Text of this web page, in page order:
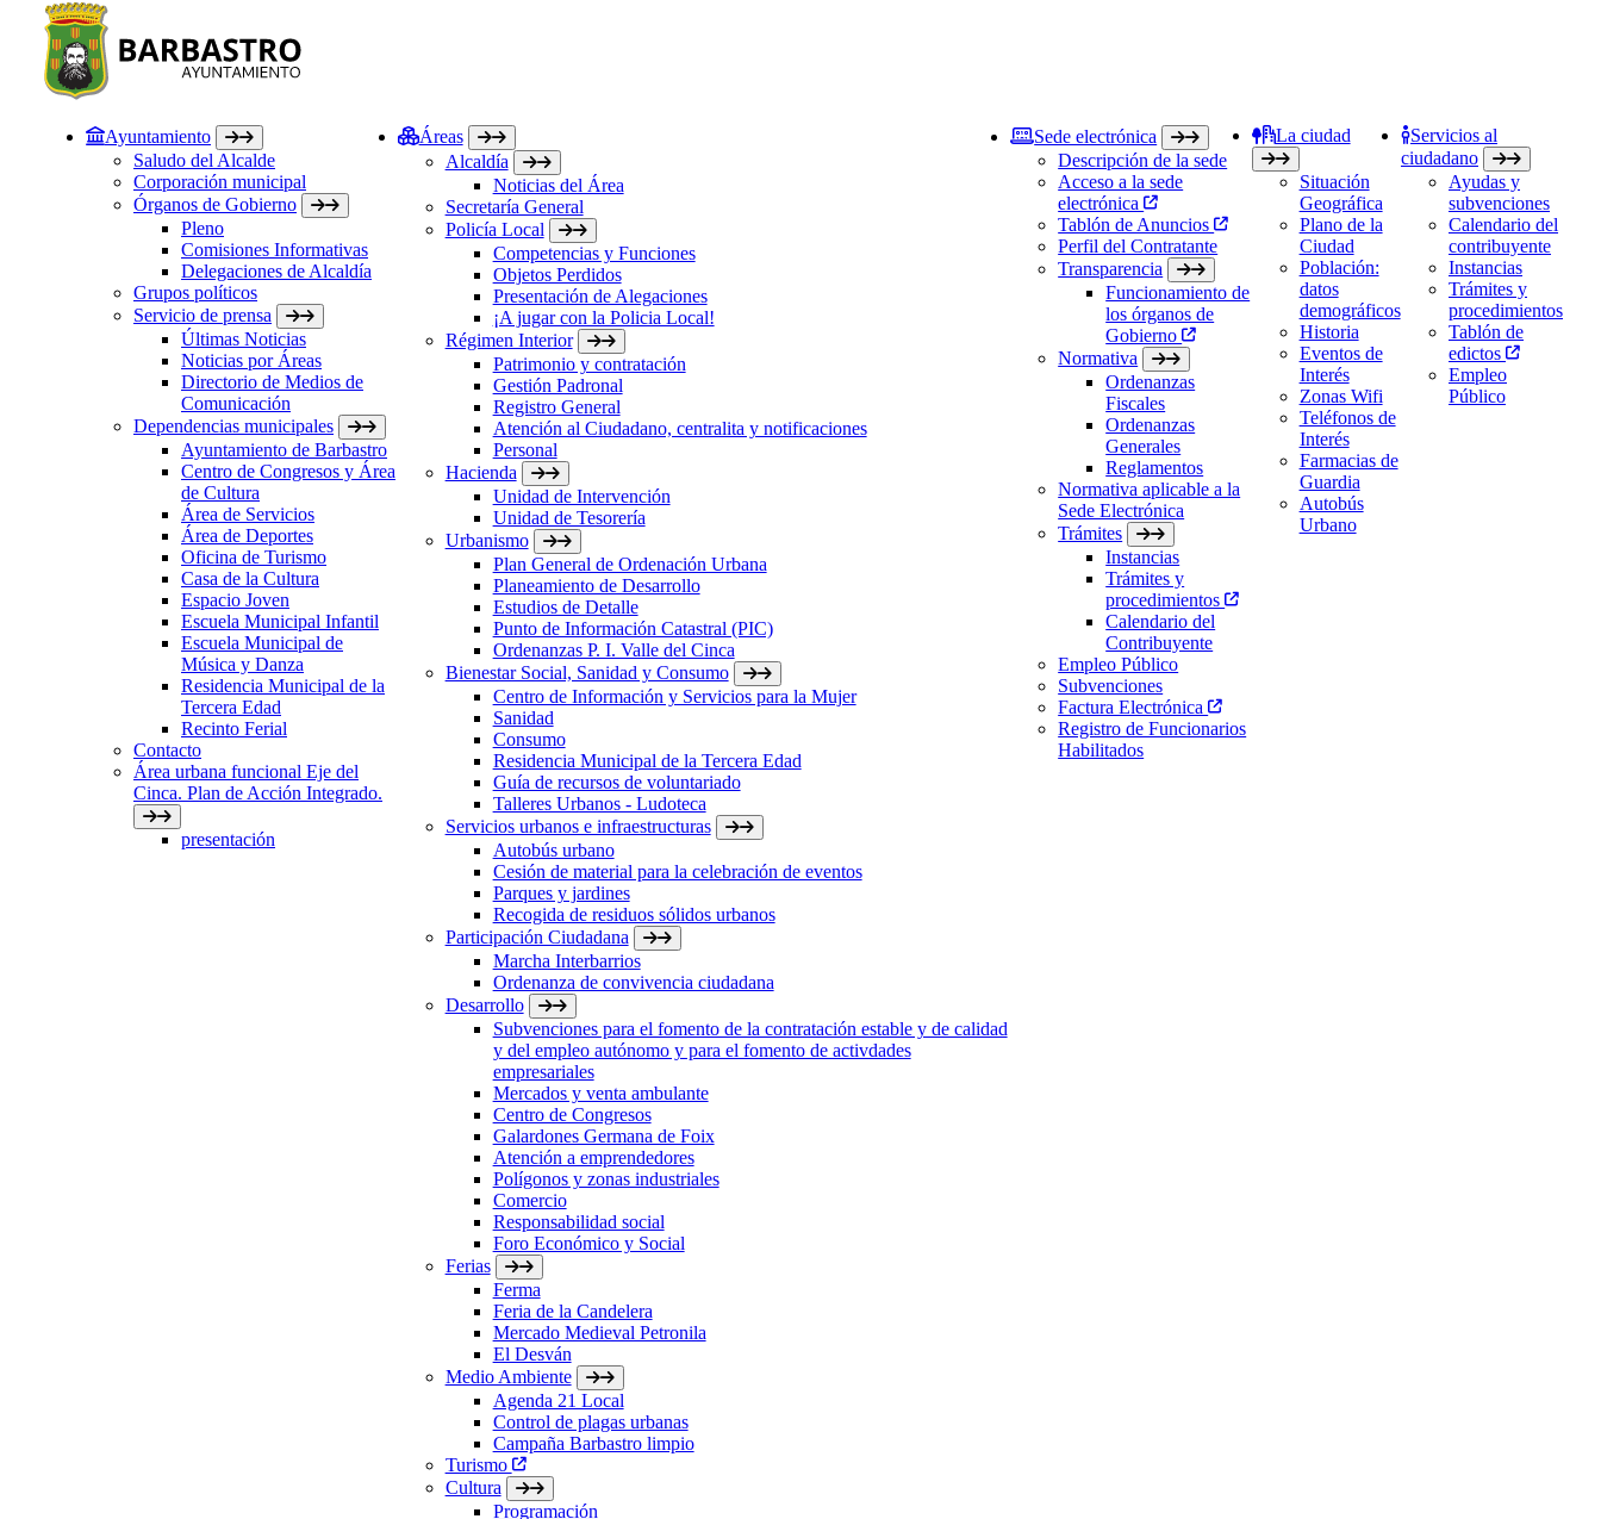
Ayuntamiento
Saludo del Alcalde
Corporación municipal
Órganos de Gobierno
Pleno
Comisiones Informativas
Delegaciones de Alcaldía
Grupos políticos
Servicio de prensa
Últimas Noticias
Noticias por Áreas
Directorio de Medios de
Comunicación
Dependencias municipales
Ayuntamiento de Barbastro
Centro de Congresos y Área
de Cultura
Área de Servicios
Área de Deportes
Oficina de Turismo
Casa de la Cultura
Espacio Joven
Escuela Municipal Infantil
Escuela Municipal de
Música y Danza
Residencia Municipal de la
Tercera Edad
Recinto Ferial
Contacto
Área urbana funcional Eje del
Cinca. Plan de Acción Integrado.
presentación
Áreas
Alcaldía
Noticias del Área
Secretaría General
Policía Local
Competencias y Funciones
Objetos Perdidos
Presentación de Alegaciones
¡A jugar con la Policia Local!
Régimen Interior
Patrimonio y contratación
Gestión Padronal
Registro General
Atención al Ciudadano, centralita y notificaciones
Personal
Hacienda
Unidad de Intervención
Unidad de Tesorería
Urbanismo
Plan General de Ordenación Urbana
Planeamiento de Desarrollo
Estudios de Detalle
Punto de Información Catastral (PIC)
Ordenanzas P. I. Valle del Cinca
Bienestar Social, Sanidad y Consumo
Centro de Información y Servicios para la Mujer
Sanidad
Consumo
Residencia Municipal de la Tercera Edad
Guía de recursos de voluntariado
Talleres Urbanos - Ludoteca
Servicios urbanos e infraestructuras
Autobús urbano
Cesión de material para la celebración de eventos
Parques y jardines
Recogida de residuos sólidos urbanos
Participación Ciudadana
Marcha Interbarrios
Ordenanza de convivencia ciudadana
Desarrollo
Subvenciones para el fomento de la contratación estable y de calidad
y del empleo autónomo y para el fomento de activdades
empresariales
Mercados y venta ambulante
Centro de Congresos
Galardones Germana de Foix
Atención a emprendedores
Polígonos y zonas industriales
Comercio
Responsabilidad social
Foro Económico y Social
Ferias
Ferma
Feria de la Candelera
Mercado Medieval Petronila
El Desván
Medio Ambiente
Agenda 21 Local
Control de plagas urbanas
Campaña Barbastro limpio
Turismo
Cultura
Programación
Sede electrónica
Descripción de la sede
Acceso a la sede
electrónica
Tablón de Anuncios
Perfil del Contratante
Transparencia
Funcionamiento de
los órganos de
Gobierno
Normativa
Ordenanzas
Fiscales
Ordenanzas
Generales
Reglamentos
Normativa aplicable a la
Sede Electrónica
Trámites
Instancias
Trámites y
procedimientos
Calendario del
Contribuyente
Empleo Público
Subvenciones
Factura Electrónica
Registro de Funcionarios
Habilitados
La ciudad
Situación
Geográfica
Plano de la
Ciudad
Población:
datos
demográficos
Historia
Eventos de
Interés
Zonas Wifi
Teléfonos de
Interés
Farmacias de
Guardia
Autobús
Urbano
Servicios al
ciudadano
Ayudas y
subvenciones
Calendario del
contribuyente
Instancias
Trámites y
procedimientos
Tablón de
edictos
Empleo
Público